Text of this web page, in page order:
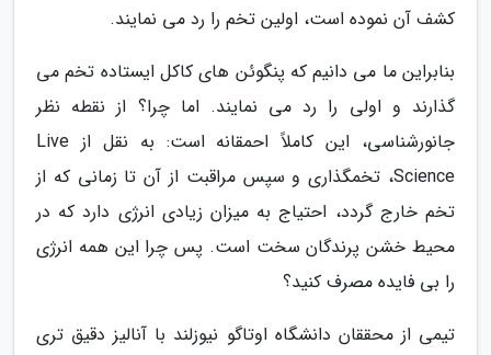
کشف آن نموده است، اولین تخم را رد می نمایند.
بنابراین ما می دانیم که پنگوئن های کاکل ایستاده تخم می
گذارند و اولی را رد می نمایند. اما چرا؟ از نقطه نظر
جانورشناسی، این کاملاً احمقانه است: به نقل از Live
Science، تخمگذاری و سپس مراقبت از آن تا زمانی که از
تخم خارج گردد، احتیاج به میزان زیادی انرژی دارد که در
محیط خشن پرندگان سخت است. پس چرا این همه انرژی
را بی فایده مصرف کنید؟
تیمی از محققان دانشگاه اوتاگو نیوزلند با آنالیز دقیق تری